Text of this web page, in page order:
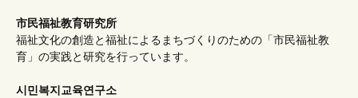
市民福祉教育研究所
福祉文化の創造と福祉によるまちづくりのための「市民福祉教
育」の実践と研究を行っています。
시민복지교육연구소